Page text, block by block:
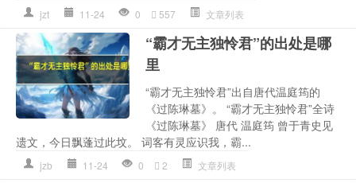
jzt 11-24 0 557 文章列表
“霸才无主独怜君”的出处是哪
里
“霸才无主独怜君”出自唐代温庭筠的
《过陈琳墓》。 “霸才无主独怜君”全诗
《过陈琳墓》 唐代 温庭筠 曾于青史见
遗文，今日飘蓬过此坟。 词客有灵应识我，霸...
jzb 11-24 0 2 文章列表